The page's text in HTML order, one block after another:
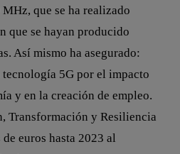
que se ha realizado
que se hayan producido
Así mismo ha asegurado:
tecnología 5G por el impacto
y en la creación de empleo.
Transformación y Resiliencia
euros hasta 2023 al